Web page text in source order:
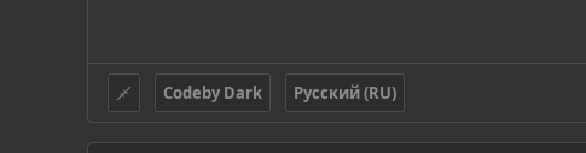
Codeby Dark Русский (RU)